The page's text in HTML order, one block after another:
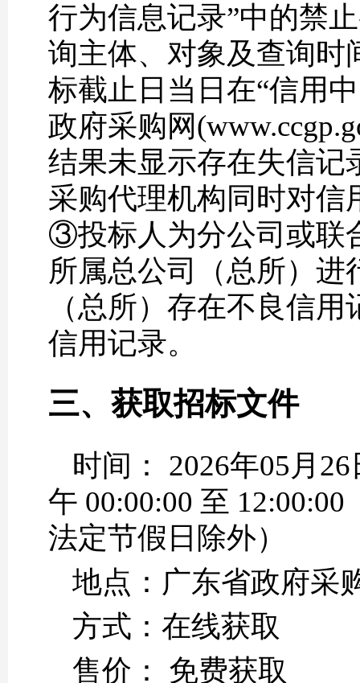
行为信息记录”中的禁
询主体、对象及查询
标截止日当日在“信用
政府采购网
结果未显示存在失信
采购代理机构同时对信
③投标人为分公司或联
所属总公司（总所）
（总所）存在不良信
信用记录。
三、获取招标文件
时间： 2026年05月
午 00:00:00 至
法定节假日除外）
地点：广东省政府采
方式：在线获取
售价： 免费获取